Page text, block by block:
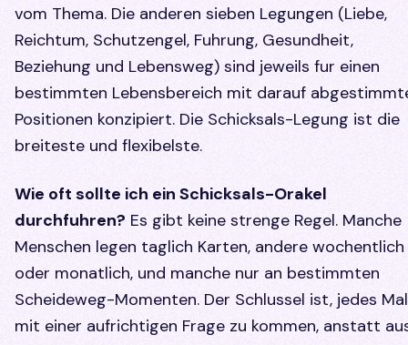
vom Thema. Die anderen sieben Legungen (Liebe,
Reichtum, Schutzengel, Fuhrung, Gesundheit,
Beziehung und Lebensweg) sind jeweils fur einen
bestimmten Lebensbereich mit darauf
Positionen konzipiert. Die Schicksals-Legung ist die
breiteste und flexibelste.
Wie oft sollte ich ein Schicksals-Orakel
durchfuhren? Es gibt keine strenge Regel. Manche
Menschen legen taglich Karten, andere wochentlich
oder monatlich, und manche nur an bestimmten
Scheideweg-Momenten. Der Schlussel ist, jedes Mal
mit einer aufrichtigen Frage zu kommen, anstatt